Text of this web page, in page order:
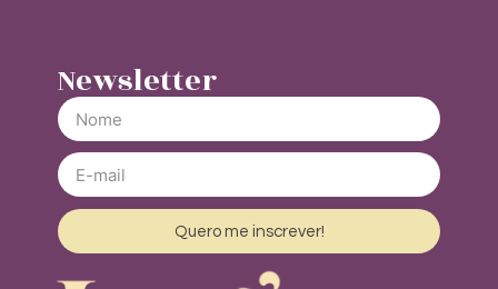
Newsletter
Quero me inscrever!